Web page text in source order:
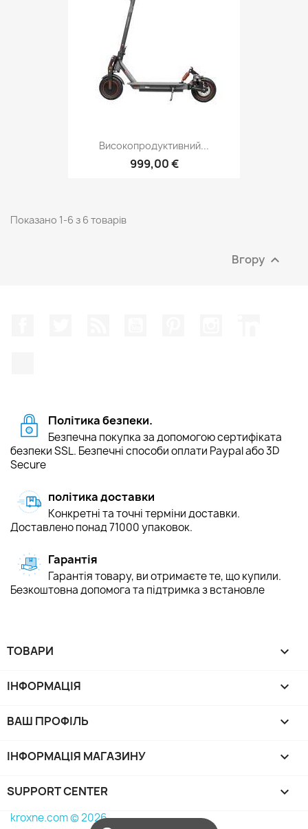
Високопродуктивний...
999,00 €
Показано 1-6 з 6 товарів
Вгору 
Політика безпеки.
Безпечна покупка за допомогою сертифіката
безпеки SSL. Безпечні способи оплати Paypal або 3D
Secure
політика доставки
Конкретні та точні терміни доставки.
Доставлено понад 71000 упаковок.
Гарантія
Гарантія товару, ви отримаєте те, що купили.
Безкоштовна допомога та підтримка з встановле
ТОВАРИ 
ІНФОРМАЦІЯ 
ВАШ ПРОФІЛЬ 
ІНФОРМАЦІЯ МАГАЗИНУ keyboard_arrow_down
SUPPORT CENTER 
kroxne.com © 2026